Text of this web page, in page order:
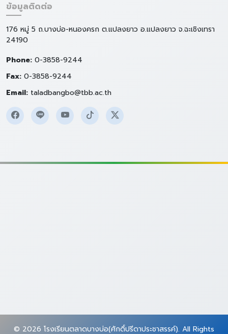
ข้อมูลติดต่อ
176 หมู่ 5 ถ.บางบ่อ-หนองครก ต.แปลงยาว อ.แปลงยาว จ.ฉะเชิงเทรา
24190
Phone: 0-3858-9244
Fax: 0-3858-9244
Email: taladbangbo@tbb.ac.th
© 2026 โรงเรียนตลาดบางบ่อ(ศักดิ์ปรีดาประชาสรรค์). All Rights